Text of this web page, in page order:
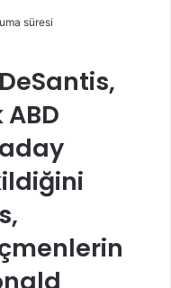
süresi